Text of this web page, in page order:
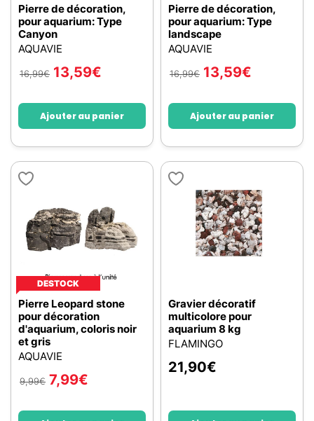
Pierre de décoration,
pour aquarium: Type
Canyon
AQUAVIE
16,99€ 13,59€
Ajouter au panier
Pierre de décoration,
pour aquarium: Type
landscape
AQUAVIE
16,99€ 13,59€
Ajouter au panier
DESTOCK
Pierre Leopard stone
pour décoration
d'aquarium, coloris noir
et gris
AQUAVIE
9,99€ 7,99€
Gravier décoratif
multicolore pour
aquarium 8 kg
FLAMINGO
21,90€